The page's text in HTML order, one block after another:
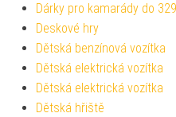
Dárky pro kamarády do
Deskové hry
Dětská benzínová vozítka
Dětská elektrická vozítka
Dětská elektrická vozítka
Dětská hřiště